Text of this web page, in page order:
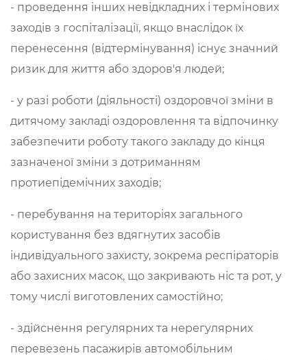
- проведення інших невідкладних і термінових
заходів з госпіталізації, якщо внаслідок їх
перенесення (відтермінування) існує значний
ризик для життя або здоров'я людей;
- у разі роботи (діяльності) оздоровчої зміни в
дитячому закладі оздоровлення та відпочинку
забезпечити роботу такого закладу до кінця
зазначеної зміни з дотриманням
протиепідемічних заходів;
- перебування на територіях загального
користування без вдягнутих засобів
індивідуального захисту, зокрема респіраторів
або захисних масок, що закривають ніс та рот, у
тому числі виготовлених самостійно;
- здійснення регулярних та нерегулярних
перевезень пасажирів автомобільним